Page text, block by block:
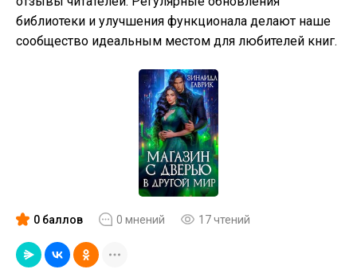
библиотеки и улучшения функционала делают наше
сообщество идеальным местом для любителей книг.
0 баллов 0 мнений 17 чтений